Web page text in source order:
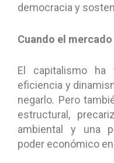
democracia y
Cuando el
El capitalismo ha
eficiencia y
negarlo. Pero
estructural,
ambiental y una
poder económico